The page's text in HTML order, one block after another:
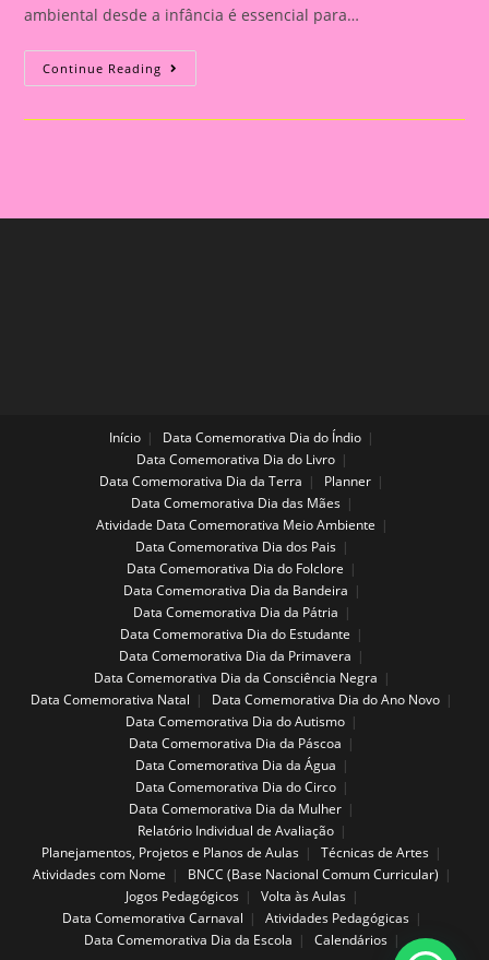
ambiental desde a infância é essencial para…
Continue Reading LUVA
DE
A
LÚDICO
Início
Data Comemorativa Dia do Índio
Data Comemorativa Dia do Livro
Data Comemorativa Dia da Terra
Planner
Data Comemorativa Dia das Mães
Atividade Data Comemorativa Meio Ambiente
Data Comemorativa Dia dos Pais
Data Comemorativa Dia do Folclore
Data Comemorativa Dia da Bandeira
Data Comemorativa Dia da Pátria
Data Comemorativa Dia do Estudante
Data Comemorativa Dia da Primavera
Data Comemorativa Dia da Consciência Negra
Data Comemorativa Natal
Data Comemorativa Dia do Ano Novo
Data Comemorativa Dia do Autismo
Data Comemorativa Dia da Páscoa
Data Comemorativa Dia da Água
Data Comemorativa Dia do Circo
Data Comemorativa Dia da Mulher
Relatório Individual de Avaliação
Planejamentos, Projetos e Planos de Aulas
Técnicas de Artes
Atividades com Nome
BNCC (Base Nacional Comum Curricular)
Jogos Pedagógicos
Volta às Aulas
Data Comemorativa Carnaval
Atividades Pedagógicas
Data Comemorativa Dia da Escola
Calendários